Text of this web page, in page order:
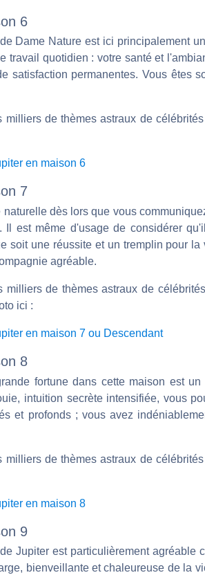
6
Dame Nature est ici principalement
travail quotidien : votre santé et
satisfaction permanentes. Vous êtes
milliers de thèmes astraux de
en maison 6
7
dès lors que vous
Il est même d'usage de considérer
soit une réussite et un tremplin pour
agréable.
milliers de thèmes astraux de
ici :
en maison 7 ou Descendant
8
fortune dans cette maison est
intuition secrète intensifiée, vous
et profonds ; vous avez
milliers de thèmes astraux de
en maison 8
9
Jupiter est particulièrement
bienveillante et chaleureuse de la